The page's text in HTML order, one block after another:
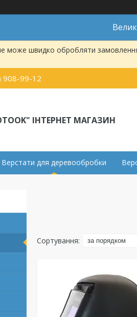
може швидко обробляти
908-99-12
ІНТЕРНЕТ МАГАЗИН
Верстати для деревообробки